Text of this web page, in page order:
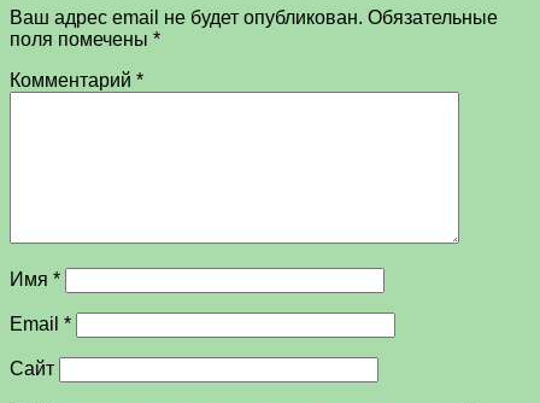
Ваш адрес email не будет опубликован. Обязательные
поля помечены *
Комментарий *
Имя *
Email *
Сайт